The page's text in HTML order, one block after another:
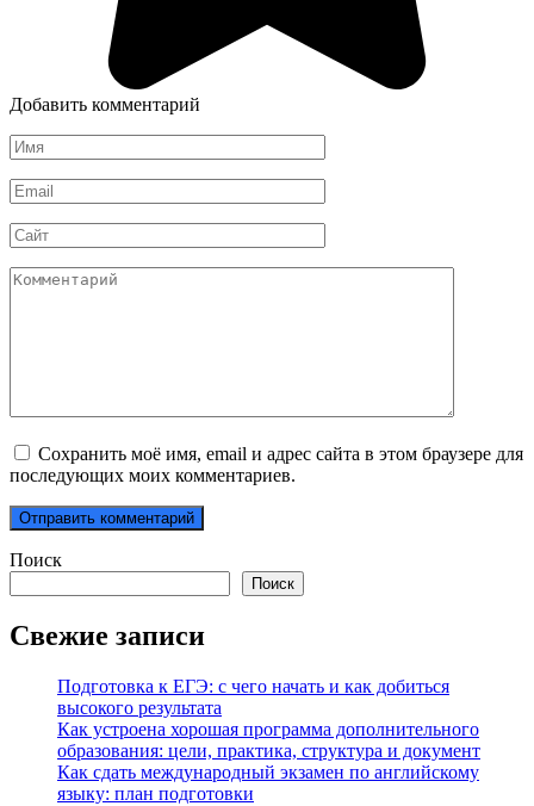
Добавить комментарий
Имя
*
Email
*
Сайт
Комментарий
Сохранить моё имя, email и адрес сайта в этом браузере для
последующих моих комментариев.
Поиск
Поиск
Свежие записи
Подготовка к ЕГЭ: с чего начать и как добиться
высокого результата
Как устроена хорошая программа дополнительного
образования: цели, практика, структура и документ
Как сдать международный экзамен по английскому
языку: план подготовки